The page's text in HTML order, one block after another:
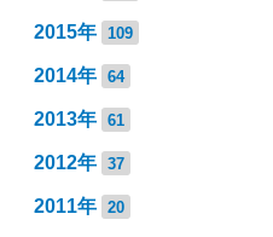
2015年 109
2014年 64
2013年 61
2012年 37
2011年 20